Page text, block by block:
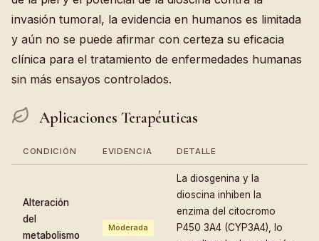
invasión tumoral, la evidencia en humanos es limitada
y aún no se puede afirmar con certeza su eficacia
clínica para el tratamiento de enfermedades humanas
sin más ensayos controlados.
Aplicaciones Terapéuticas
CONDICIÓN EVIDENCIA DETALLE
Alteración
del
metabolismo
Moderada
La diosgenina y la
dioscina inhiben la
enzima del citocromo
P450 3A4 (CYP3A4), lo